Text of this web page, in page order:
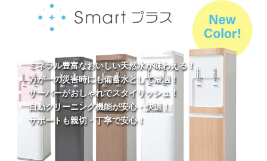
ミネラル豊富なおいしい天然水が味わえる！
万が一の災害時にも備蓄水として最適！
サーバーがおしゃれでスタイリッシュ！
自動クリーニング機能が安心・快適！
サポートも親切・丁寧で安心！